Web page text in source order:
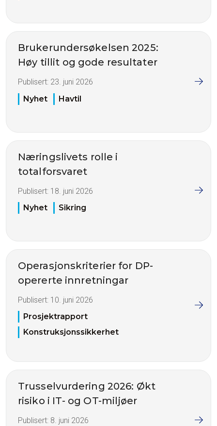
Brukerundersøkelsen 2025:
Høy tillit og gode resultater
Publisert: 23. juni 2026
Nyhet
Havtil
Næringslivets rolle i
totalforsvaret
Publisert: 18. juni 2026
Nyhet
Sikring
Operasjonskriterier for DP-
opererte innretningar
Publisert: 10. juni 2026
Prosjektrapport
Konstruksjonssikkerhet
Trusselvurdering 2026: Økt
risiko i IT- og OT-miljøer
Publisert: 8. juni 2026